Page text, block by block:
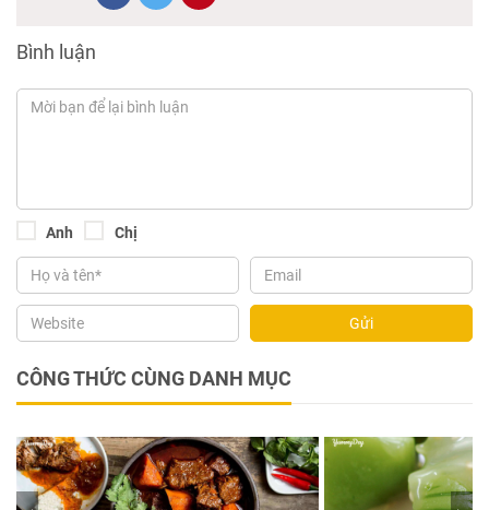
Bình luận
Anh Chị
Gửi
CÔNG THỨC CÙNG DANH MỤC